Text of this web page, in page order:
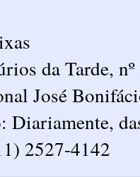
da Tarde,
José
Diariamente,
2527-4142